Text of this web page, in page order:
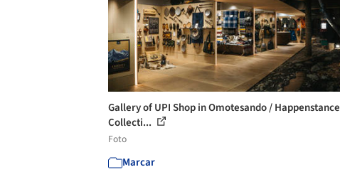
Gallery of UPI Shop in Omotesando / Happenstance
Collecti...
Foto
Marcar